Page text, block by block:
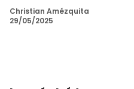
Christian Amézquita
29/05/2025